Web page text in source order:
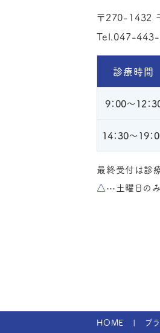
〒270-1432
Tel.047-
診療時間
9：00～12：
14：30～19：
最終受付は診
△⋯土曜日の
HOME プ